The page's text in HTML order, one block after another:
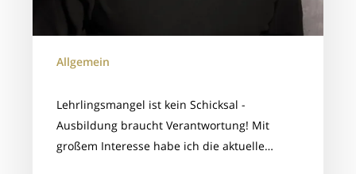
Allgemein
Lehrlingsmangel ist kein Schicksal -
Ausbildung braucht Verantwortung! Mit
großem Interesse habe ich die aktuelle…